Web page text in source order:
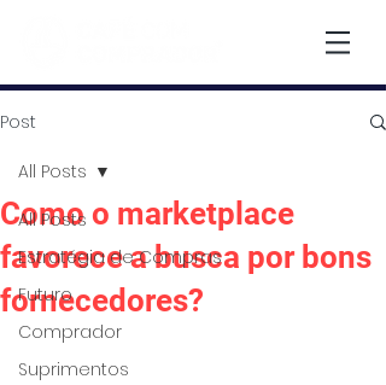
Post
All Posts
Estratégia de Compras
Futuro
Comprador
Suprimentos
All Posts
Como o marketplace
favorece a busca por bons
fornecedores?